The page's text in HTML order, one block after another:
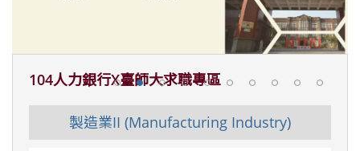
104人力銀行X臺師大求職專區
教育業 ( Education Industry)